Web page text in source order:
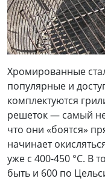
Хромированные
популярные и
комплектуются
решеток — самый
что они «боятся»
начинает
уже с 400-450 °С. В
быть и 600 по